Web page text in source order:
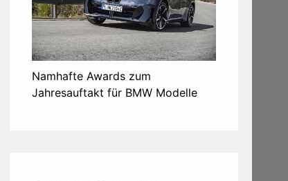
Namhafte Awards zum
Jahresauftakt für BMW Modelle